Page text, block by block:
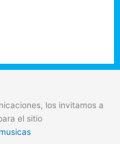
los invitamos a
el sitio